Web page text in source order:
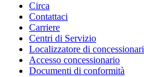
Circa
Contattaci
Carriere
Centri di Servizio
Localizzatore di concessionari
Accesso concessionario
Documenti di conformità